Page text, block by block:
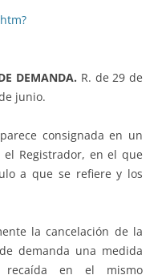
DEMANDA. R. de 29 de
junio.
consignada en un
Registrador, en el que
a que se refiere y los
la cancelación de la
demanda una medida
recaída en el mismo